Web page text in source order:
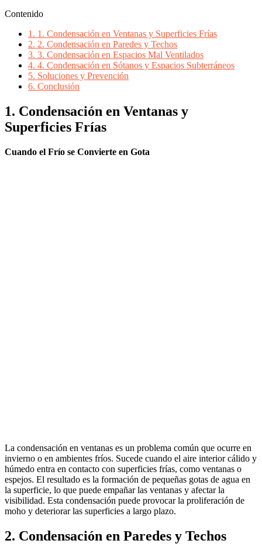
Contenido
1. 1. Condensación en Ventanas y Superficies Frías
2. 2. Condensación en Paredes y Techos
3. 3. Condensación en Espacios Mal Ventilados
4. 4. Condensación en Sótanos y Espacios Subterráneos
5. Soluciones y Prevención
6. Conclusión
1. Condensación en Ventanas y
Superficies Frías
Cuando el Frío se Convierte en Gota
La condensación en ventanas es un problema común que ocurre en
invierno o en ambientes fríos. Sucede cuando el aire interior cálido y
húmedo entra en contacto con superficies frías, como ventanas o
espejos. El resultado es la formación de pequeñas gotas de agua en
la superficie, lo que puede empañar las ventanas y afectar la
visibilidad. Esta condensación puede provocar la proliferación de
moho y deteriorar las superficies a largo plazo.
2. Condensación en Paredes y Techos